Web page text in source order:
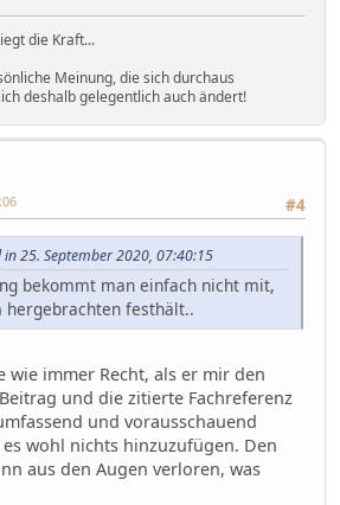
die Kraft...
Meinung, die sich durchaus
deshalb gelegentlich auch ändert!
#4
25. September 2020, 07:40:15
bekommt man einfach nicht mit,
hergebrachten festhält..
wie immer Recht, als er mir den
und die zitierte Fachreferenz
und vorausschauend
wohl nichts hinzuzufügen. Den
aus den Augen verloren, was